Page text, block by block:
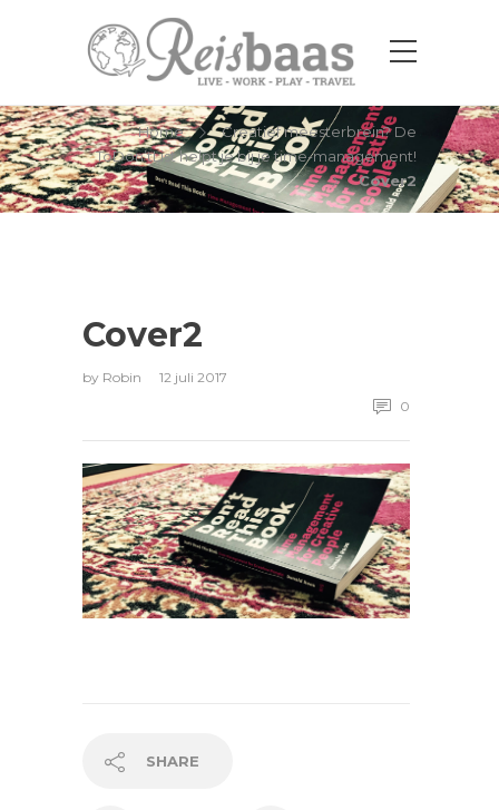
Home
Creatief meesterbrein? De
ToDon’tList helpt je bij je time-management!
Cover2
Cover2
by Robin
12 juli 2017
0
SHARE